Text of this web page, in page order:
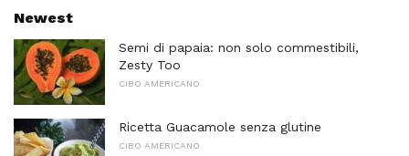
Newest
Semi di papaia: non solo commestibili,
Zesty Too
CIBO AMERICANO
Ricetta Guacamole senza glutine
CIBO AMERICANO